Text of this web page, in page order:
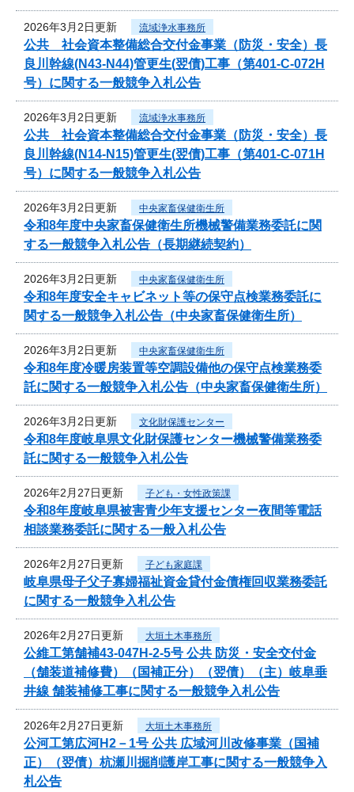
2026年3月2日更新 流域浄水事務所
公共 社会資本整備総合交付金事業（防災・安全）長
良川幹線(N43-N44)管更生(翌債)工事（第401-C-072H
号）に関する一般競争入札公告
2026年3月2日更新 流域浄水事務所
公共 社会資本整備総合交付金事業（防災・安全）長
良川幹線(N14-N15)管更生(翌債)工事（第401-C-071H
号）に関する一般競争入札公告
2026年3月2日更新 中央家畜保健衛生所
令和8年度中央家畜保健衛生所機械警備業務委託に関
する一般競争入札公告（長期継続契約）
2026年3月2日更新 中央家畜保健衛生所
令和8年度安全キャビネット等の保守点検業務委託に
関する一般競争入札公告（中央家畜保健衛生所）
2026年3月2日更新 中央家畜保健衛生所
令和8年度冷暖房装置等空調設備他の保守点検業務委
託に関する一般競争入札公告（中央家畜保健衛生所）
2026年3月2日更新 文化財保護センター
令和8年度岐阜県文化財保護センター機械警備業務委
託に関する一般競争入札公告
2026年2月27日更新 子ども・女性政策課
令和8年度岐阜県被害青少年支援センター夜間等電話
相談業務委託に関する一般入札公告
2026年2月27日更新 子ども家庭課
岐阜県母子父子寡婦福祉資金貸付金債権回収業務委託
に関する一般競争入札公告
2026年2月27日更新 大垣土木事務所
公維工第舗補43-047H-2-5号 公共 防災・安全交付金
（舗装道補修費）（国補正分）（翌債）（主）岐阜垂
井線 舗装補修工事に関する一般競争入札公告
2026年2月27日更新 大垣土木事務所
公河工第広河H2－1号 公共 広域河川改修事業（国補
正）（翌債）杭瀬川掘削護岸工事に関する一般競争入
札公告